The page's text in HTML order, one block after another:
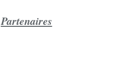
Partenaires